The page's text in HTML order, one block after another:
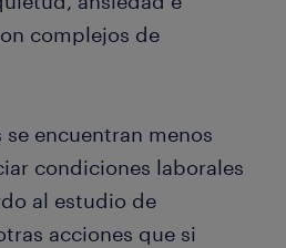
complejos de
encuentran menos
condiciones laborales
al estudio de
acciones que si